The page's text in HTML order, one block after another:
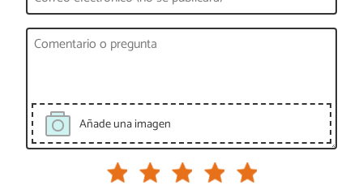
Añade una imagen